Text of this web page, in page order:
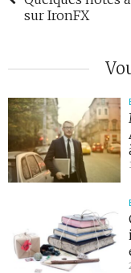
sur IronFX